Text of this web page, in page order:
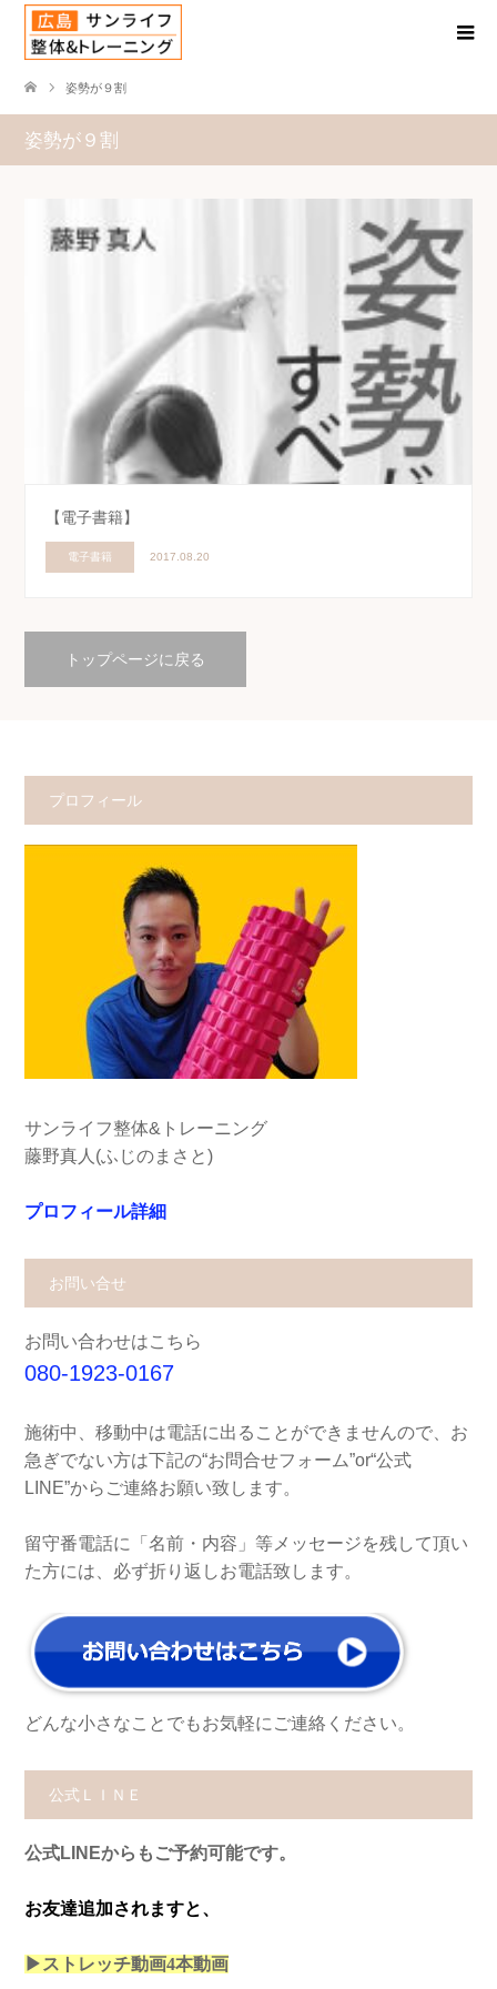
姿勢が９割
姿勢が９割
【電子書籍】
電子書籍 2017.08.20
トップページに戻る
プロフィール
サンライフ整体&トレーニング
藤野真人(ふじのまさと)
プロフィール詳細
お問い合せ
お問い合わせはこちら
080-1923-0167
施術中、移動中は電話に出ることができませんので、お
急ぎでない方は下記の“お問合せフォーム”or“公式
LINE”からご連絡お願い致します。
留守番電話に「名前・内容」等メッセージを残して頂い
た方には、必ず折り返しお電話致します。
どんな小さなことでもお気軽にご連絡ください。
公式ＬＩＮＥ
公式LINEからもご予約可能です。
お友達追加されますと、
▶ストレッチ動画4本動画